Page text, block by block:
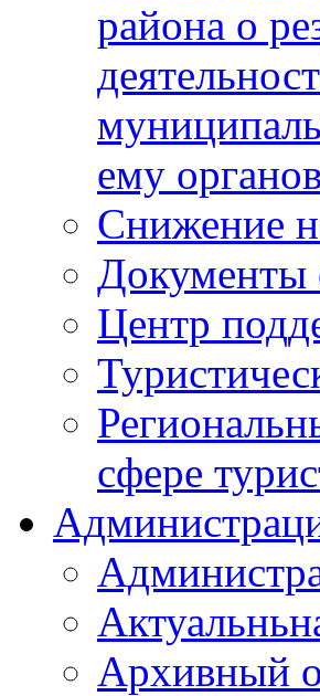
района о
ему
Снижение
Документы
Центр
сфере
Архивный